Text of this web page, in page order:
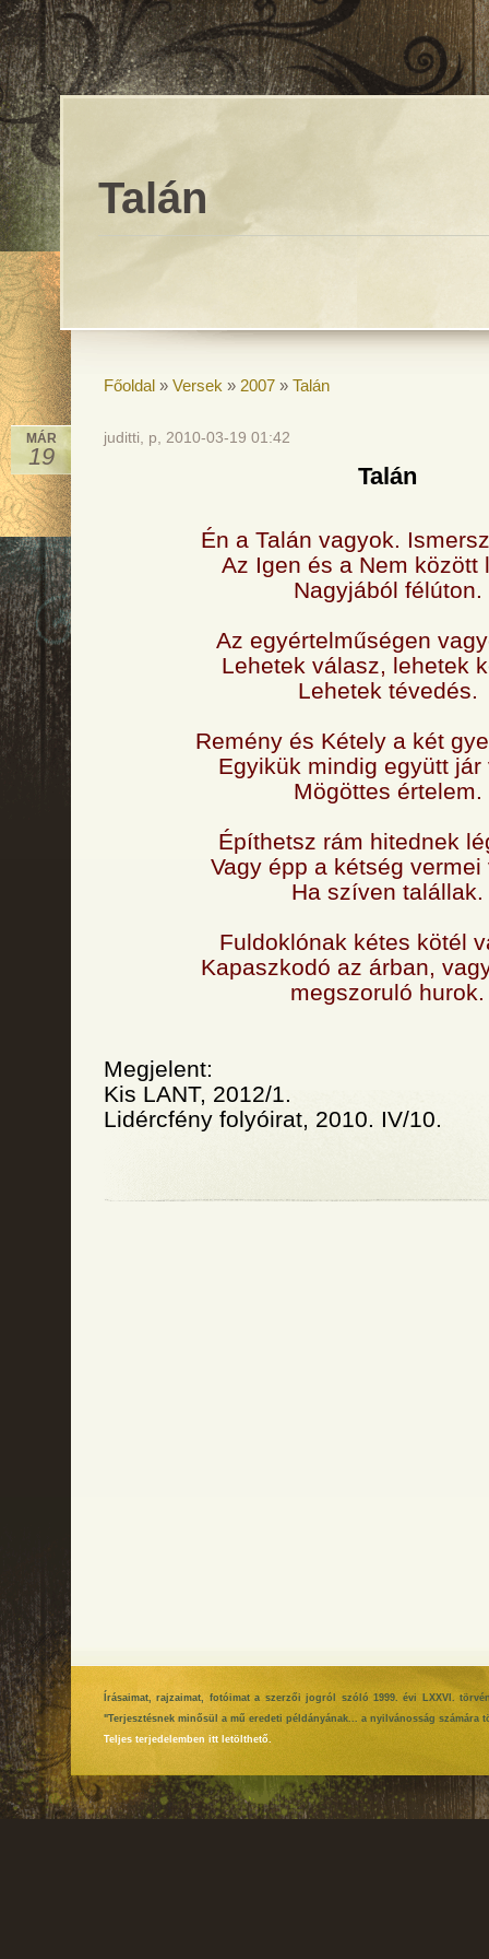
Talán
Főoldal » Versek » 2007 » Talán
MÁR
19
juditti, p, 2010-03-19 01:42
Talán
Én a Talán vagyok.
Az Igen és a Nem között
Nagyjából félúton.
Az egyértelműségen
Lehetek válasz, lehetek
Lehetek tévedés.
Remény és Kétely a két
Egyikük mindig együtt jár
Mögöttes értelem.
Építhetsz rám hitednek
Vagy épp a kétség vermei
Ha szíven talállak.
Fuldoklónak kétes kötél
Kapaszkodó az árban,
megszoruló hurok.
Megjelent:
Kis LANT, 2012/1.
Lidércfény folyóirat, 2010. IV/10.
Írásaimat, rajzaimat, fotóimat a szerzői jogról szóló 1999. évi LXXVI.
"Terjesztésnek minősül a mű eredeti példányának... a nyilvánosság
Teljes terjedelemben itt letölthető.